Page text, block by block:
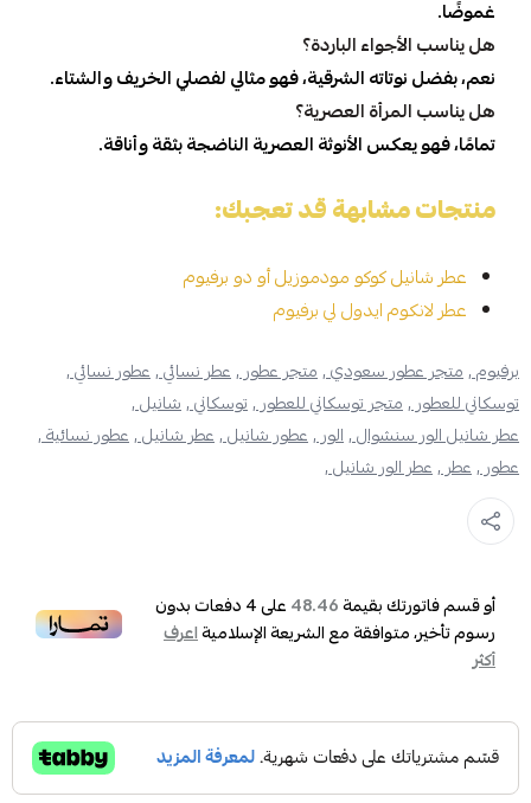
غموضًا.
هل يناسب الأجواء الباردة؟
نعم، بفضل نوتاته الشرقية، فهو مثالي لفصلي الخريف والشتاء.
هل يناسب المرأة العصرية؟
تمامًا، فهو يعكس الأنوثة العصرية الناضجة بثقة وأناقة.
منتجات مشابهة قد تعجبك:
عطر شانيل كوكو مودموزيل أو دو برفيوم
عطر لانكوم ايدول لي برفيوم
برفيوم ,متجر عطور سعودي ,متجر عطور ,عطر نسائي ,عطور نسائي ,
توسكاني للعطور ,متجر توسكاني للعطور ,توسكاني ,شانيل ,
عطر شانيل الور سنشوال ,الور ,عطور شانيل ,عطر شانيل ,عطور نسائية ,
عطور ,عطر ,عطر الور شانيل ,
أو قسم فاتورتك بقيمة48.46 على4دفعات بدون
رسوم تأخير، متوافقة مع الشريعة الإسلاميةاعرف
أكثر